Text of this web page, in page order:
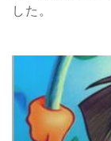
した。